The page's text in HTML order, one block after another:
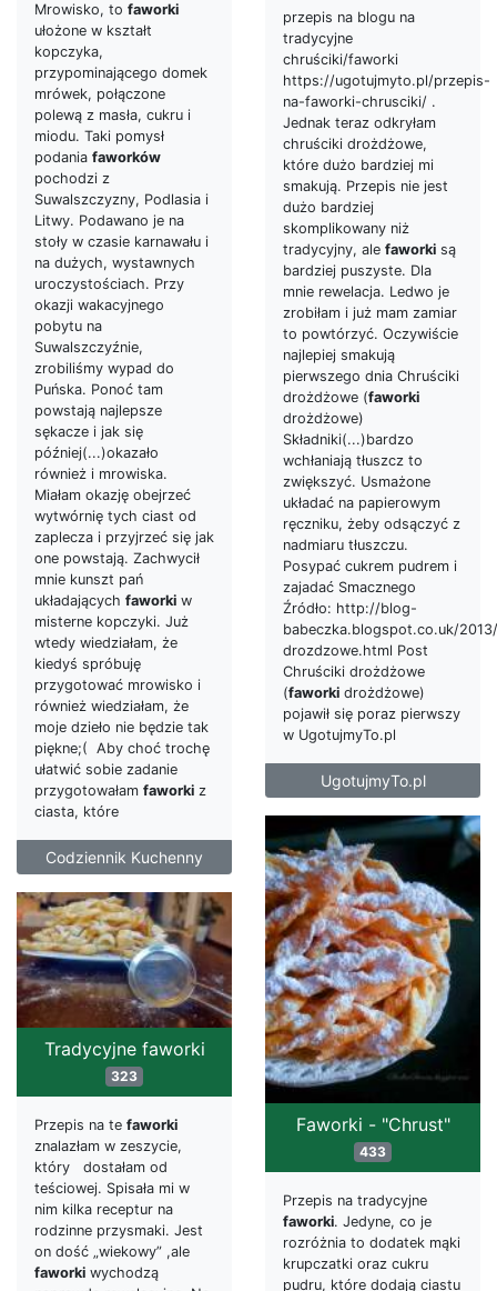
Mrowisko, to faworki
ułożone w kształt
kopczyka,
przypominającego domek
mrówek, połączone
polewą z masła, cukru i
miodu. Taki pomysł
podania faworków
pochodzi z
Suwalszczyzny, Podlasia i
Litwy. Podawano je na
stoły w czasie karnawału i
na dużych, wystawnych
uroczystościach. Przy
okazji wakacyjnego
pobytu na
Suwalszczyźnie,
zrobiliśmy wypad do
Puńska. Ponoć tam
powstają najlepsze
sękacze i jak się
później(...)okazało
również i mrowiska.
Miałam okazję obejrzeć
wytwórnię tych ciast od
zaplecza i przyjrzeć się jak
one powstają. Zachwycił
mnie kunszt pań
układających faworki w
misterne kopczyki. Już
wtedy wiedziałam, że
kiedyś spróbuję
przygotować mrowisko i
również wiedziałam, że
moje dzieło nie będzie tak
piękne;( Aby choć trochę
ułatwić sobie zadanie
przygotowałam faworki z
ciasta, które
Codziennik Kuchenny
przepis na blogu na
tradycyjne
chruściki/faworki
https://ugotujmyto.pl/przepis-
na-faworki-chrusciki/ .
Jednak teraz odkryłam
chruściki drożdżowe,
które dużo bardziej mi
smakują. Przepis nie jest
dużo bardziej
skomplikowany niż
tradycyjny, ale faworki są
bardziej puszyste. Dla
mnie rewelacja. Ledwo je
zrobiłam i już mam zamiar
to powtórzyć. Oczywiście
najlepiej smakują
pierwszego dnia Chruściki
drożdżowe (faworki
drożdżowe)
Składniki(...)bardzo
wchłaniają tłuszcz to
zwiększyć. Usmażone
układać na papierowym
ręczniku, żeby odsączyć z
nadmiaru tłuszczu.
Posypać cukrem pudrem i
zajadać Smacznego
Źródło: http://blog-
babeczka.blogspot.co.uk/
drozdzowe.html Post
Chruściki drożdżowe
(faworki drożdżowe)
pojawił się poraz pierwszy
w UgotujmyTo.pl
UgotujmyTo.pl
Faworki - "Chrust"
433
Przepis na tradycyjne
faworki. Jedyne, co je
rozróżnia to dodatek mąki
krupczatki oraz cukru
pudru, które dodają ciastu
Tradycyjne faworki
323
Przepis na te faworki
znalazłam w zeszycie,
który dostałam od
teściowej. Spisała mi w
nim kilka receptur na
rodzinne przysmaki. Jest
on dość „wiekowy” ,ale
faworki wychodzą